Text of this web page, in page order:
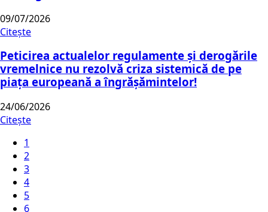
09/07/2026
Citește
Peticirea actualelor regulamente și derogările
vremelnice nu rezolvă criza sistemică de pe
piața europeană a îngrășămintelor!
24/06/2026
Citește
1
2
3
4
5
6